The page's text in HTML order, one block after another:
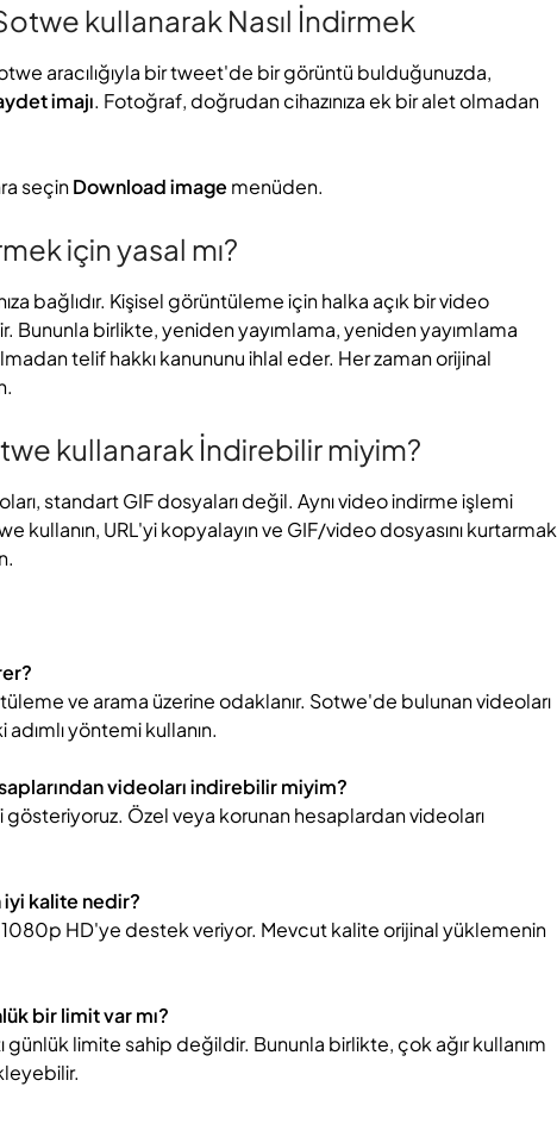
kullanarak Nasıl İndirmek
aracılığıyla bir tweet'de bir görüntü bulduğunuzda,
imajı. Fotoğraf, doğrudan cihazınıza ek bir alet olmadan
seçinDownload image menüden.
için yasal mı?
bağlıdır. Kişisel görüntüleme için halka açık bir video
birlikte, yeniden yayımlama, yeniden yayımlama
telif hakkı kanununu ihlal eder. Her zaman orijinal
kullanarak İndirebilir miyim?
standart GIF dosyaları değil. Aynı video indirme işlemi
kullanın, URL'yi kopyalayın ve GIF/video dosyasını kurtarmak
ve arama üzerine odaklanır. Sotwe'de bulunan videoları
yöntemi kullanın.
videoları indirebilir miyim?
Özel veya korunan hesaplardan videoları
kalite nedir?
HD'ye destek veriyor. Mevcut kalite orijinal yüklemenin
bir limit var mı?
günlük limite sahip değildir. Bununla birlikte, çok ağır kullanım